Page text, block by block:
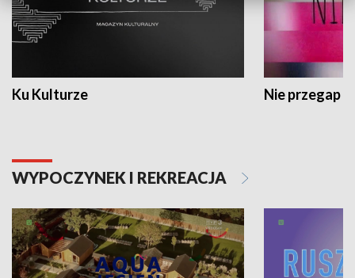
Ku Kulturze Nie przegap
WYPOCZYNEK I REKREACJA